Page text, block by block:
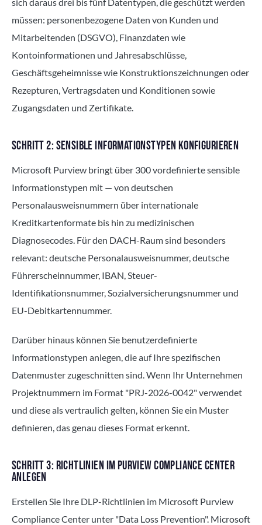
müssen: personenbezogene Daten von Kunden und
Mitarbeitenden (DSGVO), Finanzdaten wie
Kontoinformationen und Jahresabschlüsse,
Geschäftsgeheimnisse wie Konstruktionszeichnungen oder
Rezepturen, Vertragsdaten und Konditionen sowie
Zugangsdaten und Zertifikate.
SCHRITT 2: SENSIBLE INFORMATIONSTYPEN KONFIGURIEREN
Microsoft Purview bringt über 300 vordefinierte sensible
Informationstypen mit — von deutschen
Personalausweisnummern über internationale
Kreditkartenformate bis hin zu medizinischen
Diagnosecodes. Für den DACH-Raum sind besonders
relevant: deutsche Personalausweisnummer, deutsche
Führerscheinnummer, IBAN, Steuer-
Identifikationsnummer, Sozialversicherungsnummer und
EU-Debitkartennummer.
Darüber hinaus können Sie benutzerdefinierte
Informationstypen anlegen, die auf Ihre spezifischen
Datenmuster zugeschnitten sind. Wenn Ihr Unternehmen
Projektnummern im Format "PRJ-2026-0042" verwendet
und diese als vertraulich gelten, können Sie ein Muster
definieren, das genau dieses Format erkennt.
SCHRITT 3: RICHTLINIEN IM PURVIEW COMPLIANCE CENTER
ANLEGEN
Erstellen Sie Ihre DLP-Richtlinien im Microsoft Purview
Compliance Center unter "Data Loss Prevention". Microsoft